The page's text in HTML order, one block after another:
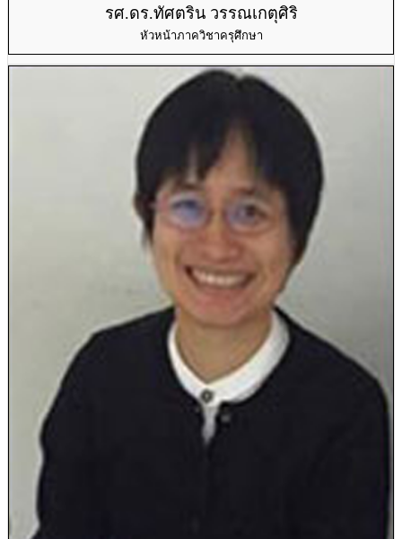
รศ.ดร.ทัศตริน วรรณเกตุศิริ
หัวหน้าภาควิชาครุศึกษา